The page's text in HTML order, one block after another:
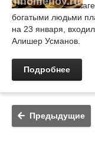
богатыми людьми
на 23 января,
Алишер Усманов.
Подробнее
Предыдущие